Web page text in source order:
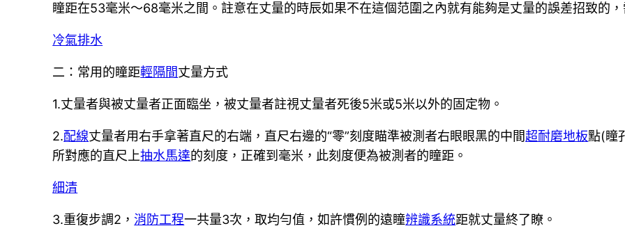
瞳距在53毫米～68毫米之間。註意在丈量的時辰如果不在這個范圍之內就有能夠是丈量的誤差招致的
冷氣排水
二：常用的瞳距輕隔間丈量方式
1.丈量者與被丈量者正面臨坐，被丈量者註視丈量者死後5米或5米以外的固定物。
2.配線丈量者用右手拿著直尺的右端，直尺右邊的“零”刻度瞄準被測者右眼眼黑的中間超耐磨地板點(瞳
所對應的直尺上抽水馬達的刻度，正確到毫米，此刻度便為被測者的瞳距。
細清
3.重復步調2，消防工程一共量3次，取均勻值，如許慣例的遠瞳辨識系統距就丈量終了瞭。